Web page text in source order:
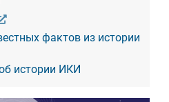
фактов из истории
истории ИКИ